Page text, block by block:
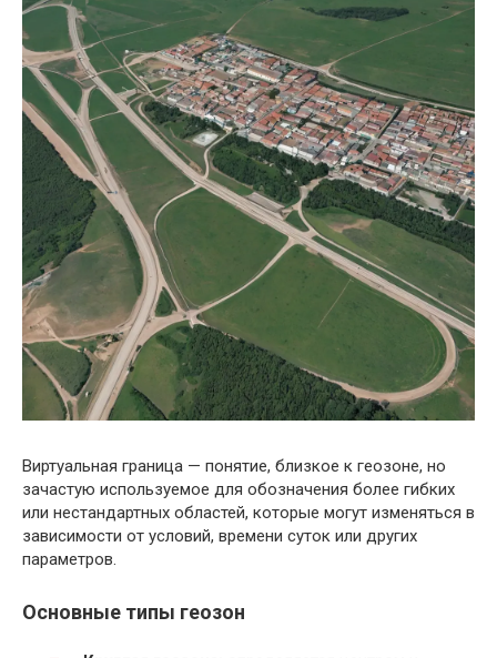
Виртуальная граница — понятие, близкое к геозоне, но
зачастую используемое для обозначения более гибких
или нестандартных областей, которые могут изменяться в
зависимости от условий, времени суток или других
параметров.
Основные типы геозон